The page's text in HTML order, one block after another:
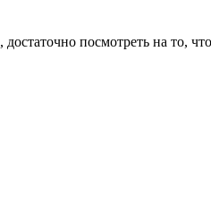
посмотреть на то,